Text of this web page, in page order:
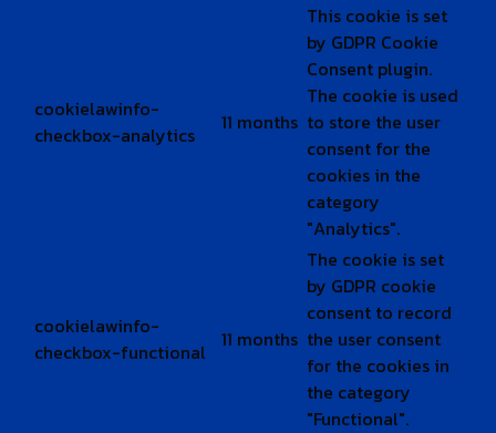
cookielawinfo-
checkbox-analytics
11 months
This cookie is set
by GDPR Cookie
Consent plugin.
The cookie is used
to store the user
consent for the
cookies in the
category
"Analytics".
cookielawinfo-
checkbox-functional
11 months
The cookie is set
by GDPR cookie
consent to record
the user consent
for the cookies in
the category
"Functional".